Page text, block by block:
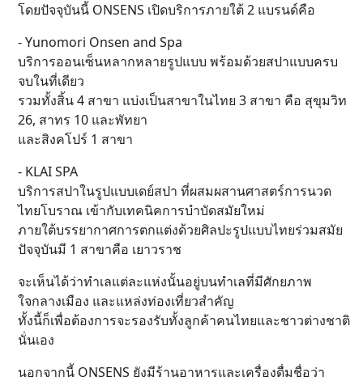
โดยปัจจุบันนี้ ONSENS เปิดบริการภายใต้ 2 แบรนด์คือ
- Yunomori Onsen and Spa
บริการออนเซ็นหลากหลายรูปแบบ พร้อมด้วยสปาแบบครบ
จบในที่เดียว
รวมทั้งสิ้น 4 สาขา แบ่งเป็นสาขาในไทย 3 สาขา คือ สุขุมวิท
26, สาทร 10 และพัทยา
และสิงคโปร์ 1 สาขา
- KLAI SPA
บริการสปาในรูปแบบเดย์สปา ที่ผสมผสานศาสตร์การนวด
ไทยโบราณ เข้ากับเทคนิคการบำบัดสมัยใหม่
ภายใต้บรรยากาศการตกแต่งด้วยศิลปะรูปแบบไทยร่วมสมัย
ปัจจุบันมี 1 สาขาคือ เยาวราช
จะเห็นได้ว่าทำเลแต่ละแห่งนั้นอยู่บนทำเลที่มีศักยภาพ
ใจกลางเมือง และแหล่งท่องเที่ยวสำคัญ
ทั้งนี้ก็เพื่อต้องการจะรองรับทั้งลูกค้าคนไทยและชาวต่างชาติ
นั่นเอง
นอกจากนี้ ONSENS ยังมีร้านอาหารและเครื่องดื่มชื่อว่า